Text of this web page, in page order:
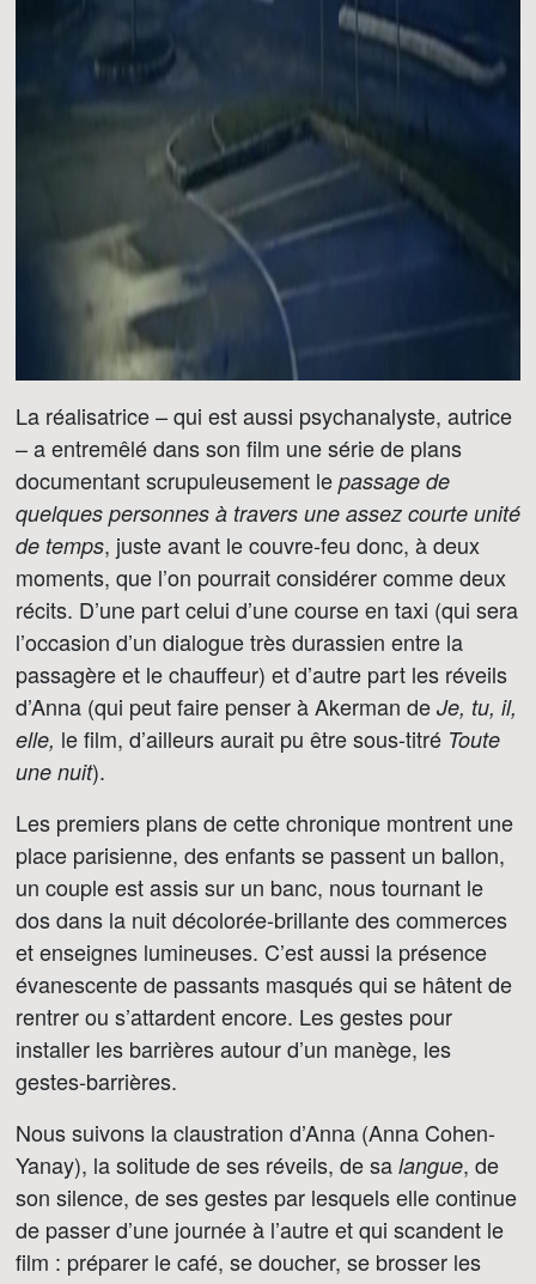
La réalisatrice – qui est aussi psychanalyste, autrice
– a entremêlé dans son film une série de plans
documentant scrupuleusement le passage de
quelques personnes à travers une assez courte unité
de temps, juste avant le couvre-feu donc, à deux
moments, que l’on pourrait considérer comme deux
récits. D’une part celui d’une course en taxi (qui sera
l’occasion d’un dialogue très durassien entre la
passagère et le chauffeur) et d’autre part les réveils
d’Anna (qui peut faire penser à Akerman de Je, tu, il,
elle, le film, d’ailleurs aurait pu être sous-titré Toute
une nuit).
Les premiers plans de cette chronique montrent une
place parisienne, des enfants se passent un ballon,
un couple est assis sur un banc, nous tournant le
dos dans la nuit décolorée-brillante des commerces
et enseignes lumineuses. C’est aussi la présence
évanescente de passants masqués qui se hâtent de
rentrer ou s’attardent encore. Les gestes pour
installer les barrières autour d’un manège, les
gestes-barrières.
Nous suivons la claustration d’Anna (Anna Cohen-
Yanay), la solitude de ses réveils, de sa langue, de
son silence, de ses gestes par lesquels elle continue
de passer d’une journée à l’autre et qui scandent le
film : préparer le café, se doucher, se brosser les